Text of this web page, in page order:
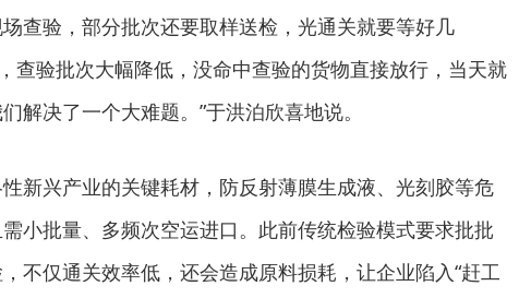
查验，部分批次还要取样送检，光通关就要等好几
，查验批次大幅降低，没命中查验的货物直接放行，当天就
解决了一个大难题。”于洪泊欣喜地说。
新兴产业的关键耗材，防反射薄膜生成液、光刻胶等危
小批量、多频次空运进口。此前传统检验模式要求批批
不仅通关效率低，还会造成原料损耗，让企业陷入“赶工